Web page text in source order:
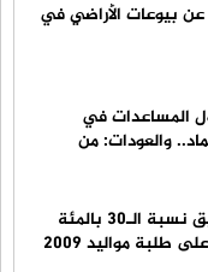
بيوعات الأراضي في
المساعدات في
والعودات: من
عطية يطالب بعدم تطبيق نسبة الـ30 بالمئة
طلبة مواليد 2009